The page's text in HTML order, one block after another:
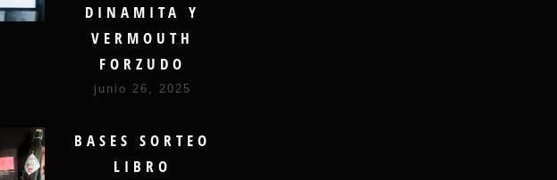
DINAMITA Y
VERMOUTH
FORZUDO
junio 26, 2025
BASES SORTEO
LIBRO